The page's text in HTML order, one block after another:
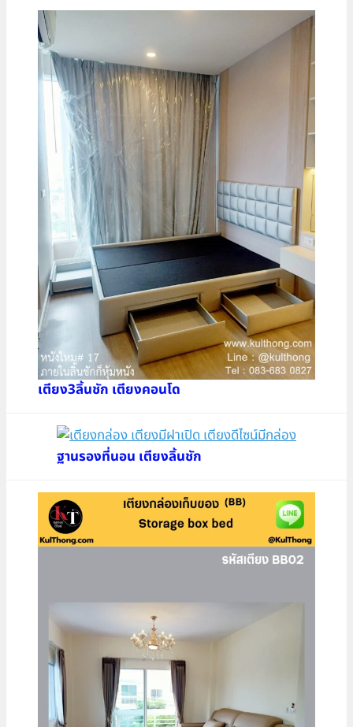
เตียง3ลิ้นชัก เตียงคอนโด
ฐานรองที่นอน เตียงลิ้นชัก